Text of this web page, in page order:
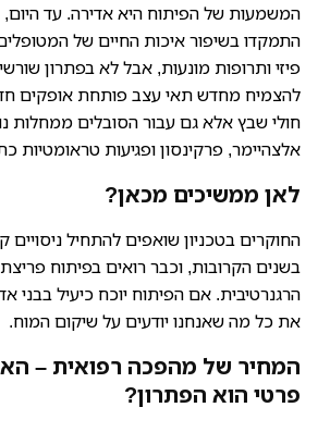
המשמעות של הפיתוח היא אדירה. עד היום,
התמקדו בשיפור איכות החיים של
פיזי ותרופות מונעות, אבל לא בפתרון
להצמיח מחדש תאי עצב פותחת אופקים
חולי שבץ אלא גם עבור הסובלים ממחלות
אלצהיימר, פרקינסון ופגיעות טראומטיות
לאן ממשיכים מכאן?
החוקרים בטכניון שואפים להתחיל ניסויים
בשנים הקרובות, וכבר רואים בפיתוח
הרגנרטיבית. אם הפיתוח יוכח כיעיל בבני
את כל מה שאנחנו יודעים על שיקום המוח.
המחיר של מהפכה רפואית –
פרטי הוא הפתרון?